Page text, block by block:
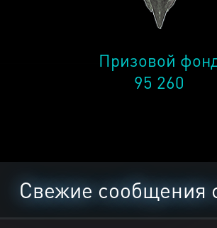
Призовой
95 260
Свежие сообщения